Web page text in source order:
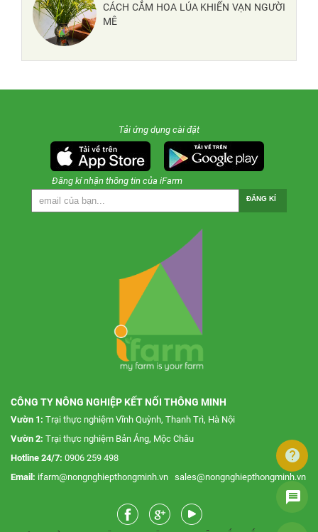
CÁCH CẮM HOA LÚA KHIẾN VẠN NGƯỜI
MÊ
Tải ứng dụng cài đặt
Đăng kí nhận thông tin của iFarm
ĐĂNG KÍ
CÔNG TY NÔNG NGHIỆP KẾT NỐI THÔNG MINH
Vườn 1: Trại thực nghiệm Vĩnh Quỳnh, Thanh Trì, Hà Nội
Vườn 2: Trại thực nghiệm Bản Áng, Mộc Châu
Hotline 24/7: 0906 259 498
Email: ifarm@nongnghiepthongminh.vn sales@nongnghiepthongminh.vn
help
message